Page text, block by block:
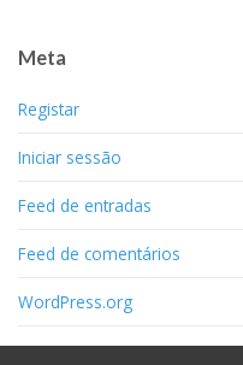
Meta
Registar
Iniciar sessão
Feed de entradas
Feed de comentários
WordPress.org